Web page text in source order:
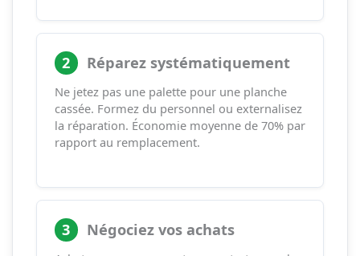
2 Réparez systématiquement
Ne jetez pas une palette pour une planche
cassée. Formez du personnel ou externalisez
la réparation. Économie moyenne de 70% par
rapport au remplacement.
3 Négociez vos achats